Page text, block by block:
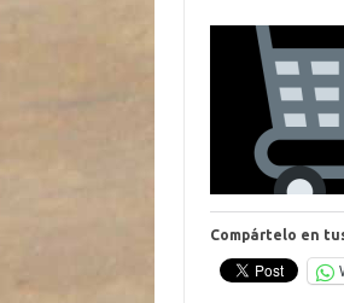
Compártelo en